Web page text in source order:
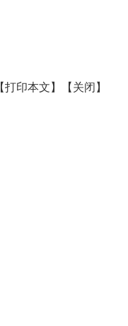
【打印本文】 【关闭】